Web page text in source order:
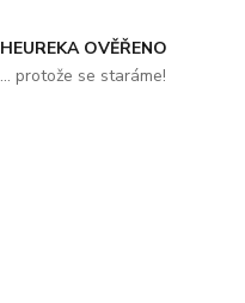
HEUREKA OVĚŘENO
... protože se staráme!